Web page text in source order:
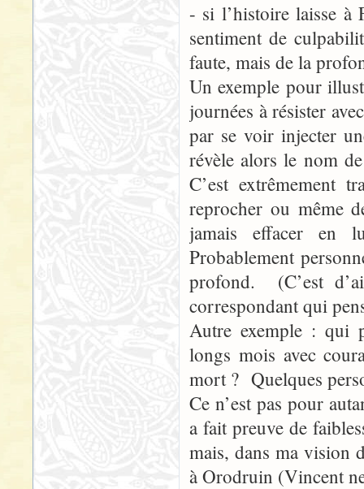
- si l’histoire laisse à
sentiment de
faute, mais de la
Un exemple pour
journées à résister
par se voir injecter
révèle alors le nom
C’est extrêmement
reprocher ou même
jamais effacer en
Probablement
profond. (C’est
correspondant qui
Autre exemple : qui
longs mois avec
mort ? Quelques
Ce n’est pas pour
a fait preuve de
mais, dans ma vision
à Orodruin (Vincent